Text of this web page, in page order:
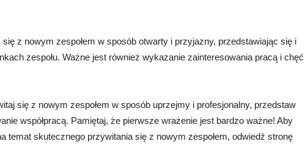
z nowym zespołem w sposób otwarty i przyjazny, przedstawiając się i
zespołu. Ważne jest również wykazanie zainteresowania pracą i chęć
się z nowym zespołem w sposób uprzejmy i profesjonalny, przedstaw
współpracą. Pamiętaj, że pierwsze wrażenie jest bardzo ważne! Aby
temat skutecznego przywitania się z nowym zespołem, odwiedź stronę